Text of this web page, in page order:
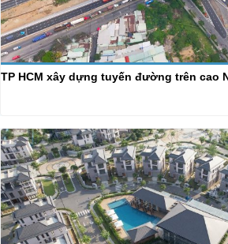
TP HCM xây dựng tuyến đường trên cao